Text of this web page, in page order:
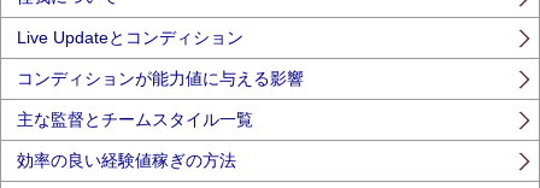
Live Updateとコンディション
コンディションが能力値に与える影響
主な監督とチームスタイル一覧
効率の良い経験値稼ぎの方法